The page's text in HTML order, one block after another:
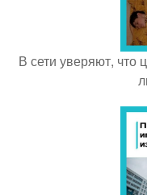
В сети уверяют, что